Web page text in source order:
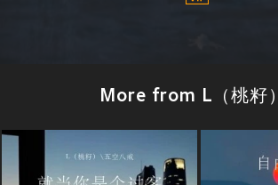
More from L（桃籽）